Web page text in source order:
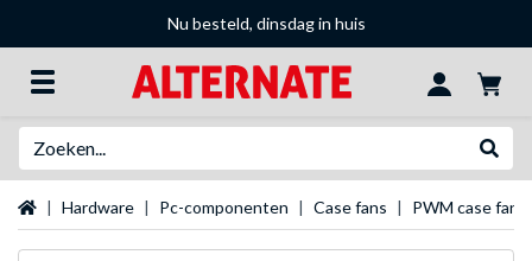
Nu besteld, dinsdag in huis
Startpagina
Hardware Pc-componenten Case fans PWM case fans